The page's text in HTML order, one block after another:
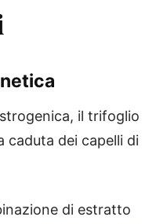
il trifoglio
caduta dei capelli di
di estratto